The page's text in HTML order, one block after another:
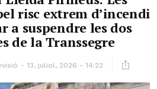
risc extrem d’incendi
a suspendre les dos
de la Transsegre
13, juliol, 2026 - 14:22